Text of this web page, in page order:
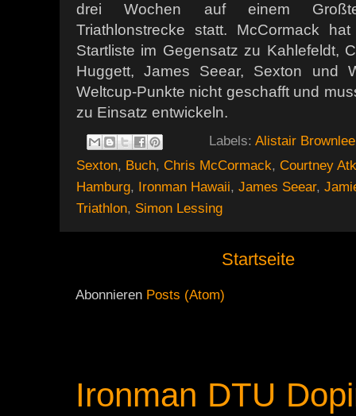
drei Wochen auf einem
Triathlonstrecke statt. McCormack
Startliste im Gegensatz zu Kahlefeldt,
Huggett, James Seear, Sexton und
Weltcup-Punkte nicht geschafft und
zu Einsatz entwickeln.
Labels:Alistair Brownlee
Sexton, Buch, Chris McCormack, Courtney
Hamburg, Ironman Hawaii, James Seear,
Triathlon, Simon Lessing
Startseite
Abonnieren Posts (Atom)
Ironman DTU